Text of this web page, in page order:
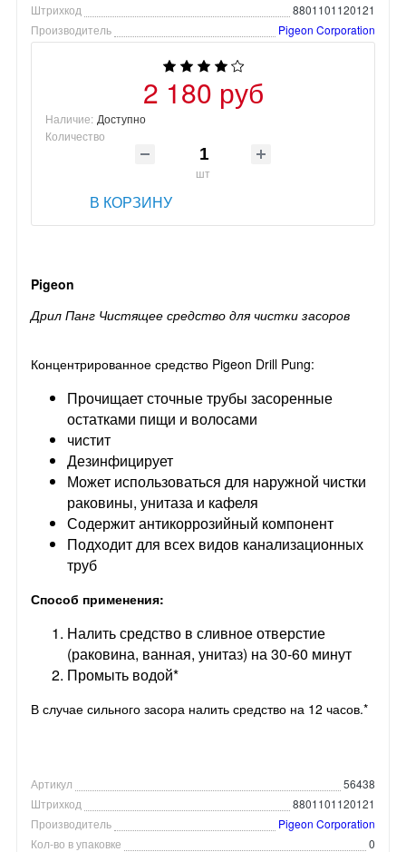
Штрихкод
8801101120121
Производитель
Pigeon Corporation
2 180 руб
Наличие: Доступно
Количество
шт
В КОРЗИНУ
Pigeon
Дрил Панг Чистящее средство для чистки засоров
Концентрированное средство Pigeon Drill Pung:
Прочищает сточные трубы засоренные
остатками пищи и волосами
чистит
Дезинфицирует
Может использоваться для наружной чистки
раковины, унитаза и кафеля
Содержит антикоррозийный компонент
Подходит для всех видов канализационных
труб
Способ применения:
Налить средство в сливное отверстие
(раковина, ванная, унитаз) на 30-60 минут
Промыть водой*
В случае сильного засора налить средство на 12 часов.*
Артикул
56438
Штрихкод
8801101120121
Производитель
Pigeon Corporation
Кол-во в упаковке
0